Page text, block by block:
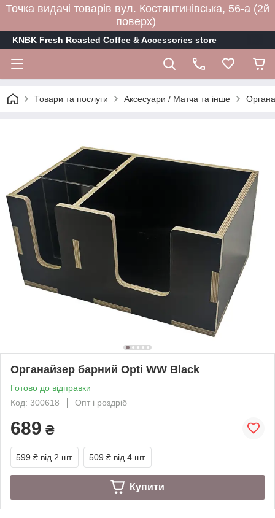
Точка видачі товарів вул. Костянтинівська, 56-а (2й
поверх)
KNBK Fresh Roasted Coffee & Accessories store
Товари та послуги Аксесуари / Матча та інше
Органайзер барний Opti WW Black
Готово до відправки
Код: 300618
Опт і роздріб
689 ₴
599 ₴ від 2 шт. 509 ₴ від 4 шт.
Купити